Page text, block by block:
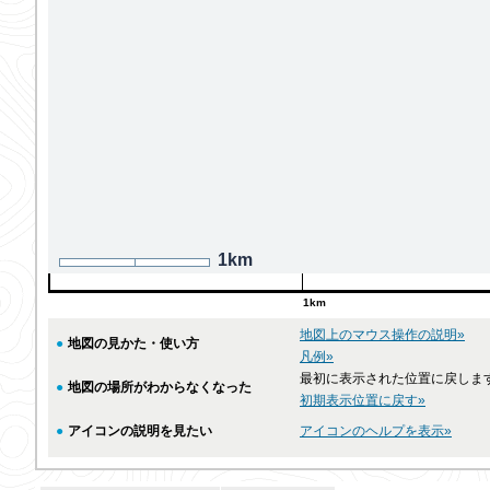
1km
1km
● 地図の見かた・使い方
地図上のマウス操作の説明»
凡例»
● 地図の場所がわからなくなった
最初に表示された位置に戻しま
初期表示位置に戻す»
● アイコンの説明を見たい アイコンのヘルプを表示»